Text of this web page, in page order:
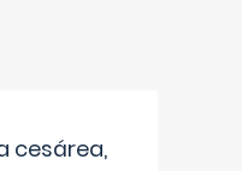
cesárea,